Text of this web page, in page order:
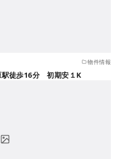
物件情報
駅徒歩16分 初期安１K